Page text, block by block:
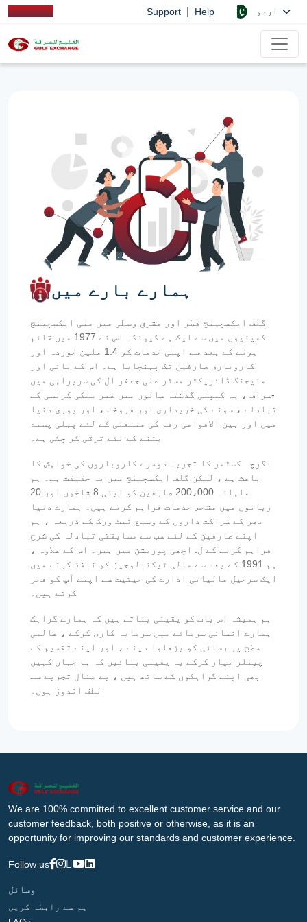
Support Help
ہمارے بارے میں
گلف ایکسچینج قطر اور مشرق وسطی میں منی ایکسچینج
کمپنیوں میں سے ایک ہے کیونکہ اس نے 1977 میں قائم
ہونے کے بعد سے اپنی خدمات کو 1.4 ملین خوردہ اور
کاروباری صارفین تک پہنچایا ہے۔ اس کے بانی اور
منیجنگ ڈائریکٹر مسٹر علی جعفر ال کی سربراہی میں
-سراف ، یہ کمپنی گذشتہ سالوں میں غیر ملکی کرنسی کے
تبادلے ، سونے کی خریداری اور فروخت ، اور پوری دنیا
میں اور بین الاقوامی رقم کی منتقلی کے لئے پہلی پسند
بننے کے لئے ترقی کر چکی ہے۔
اگرچہ کسٹمر کا تجربہ دوسرے کاروباروں کی خواہش کا
باعث ہے ، لیکن گلف ایکسچینج میں یہ حقیقت ہے۔ ہم
ماہانہ 200،000 صارفین کو اپنی 8 شاخوں اور 20
زبانوں میں مشخص خدمات فراہم کرتے ہیں۔ ہمارے دنیا
بھر کے شراکت داروں کے وسیع نیٹ ورک کے ذریعہ ، ہم
اپنے صارفین کے لئے سب سے مسابقتی تبادلہ کی شرح
فراہم کرنے کے ل. اچھی پوزیشن میں ہیں۔ اس کے علاوہ ،
ہم 1991 کے بعد سے مالی ٹیکنالوجیز کو نافذ کرنے میں
ایک سرخیل مالیاتی ادارے کی حیثیت سے اپنے آپ کو فخر
کرتے ہیں۔
ہم ہمیشہ اس بات کو یقینی بناتے ہیں کہ ہمارے گراہک
ہمارے انسانی سرمائے میں سرمایہ کاری کرکے ، عالمی
سطح پر رسائی کو بڑھاوا دینے ، اور اپنے تقسیم کے
چینلز تیار کرکے یہ یقینی بنائیں کہ ہم جہاں کہیں
بھی اپنے گراہکوں کے ساتھ ہیں ، بے مثال تجربے سے
لطف اندوز ہوں۔
We are 100% committed to excellent customer service and our
customer feedback, both positive or otherwise, as it is an
opportunity for improving our standards and customer experience.
Follow us
وسائل
ہم سے رابطہ کریں